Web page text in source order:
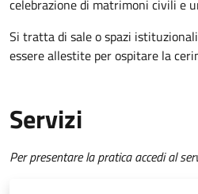
celebrazione di matrimoni civili e
Si tratta di sale o spazi
essere allestite per ospitare la
Servizi
Per presentare la pratica accedi al